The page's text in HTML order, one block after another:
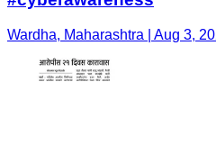
Wardha, Maharashtra | Aug 3,